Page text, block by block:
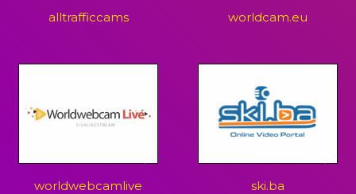
alltrafficcams worldcam.eu
worldwebcamlive ski.ba